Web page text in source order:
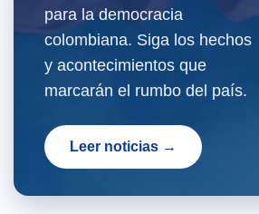
para la democracia
colombiana. Siga los hechos
y acontecimientos que
marcarán el rumbo del país.
Leer noticias →